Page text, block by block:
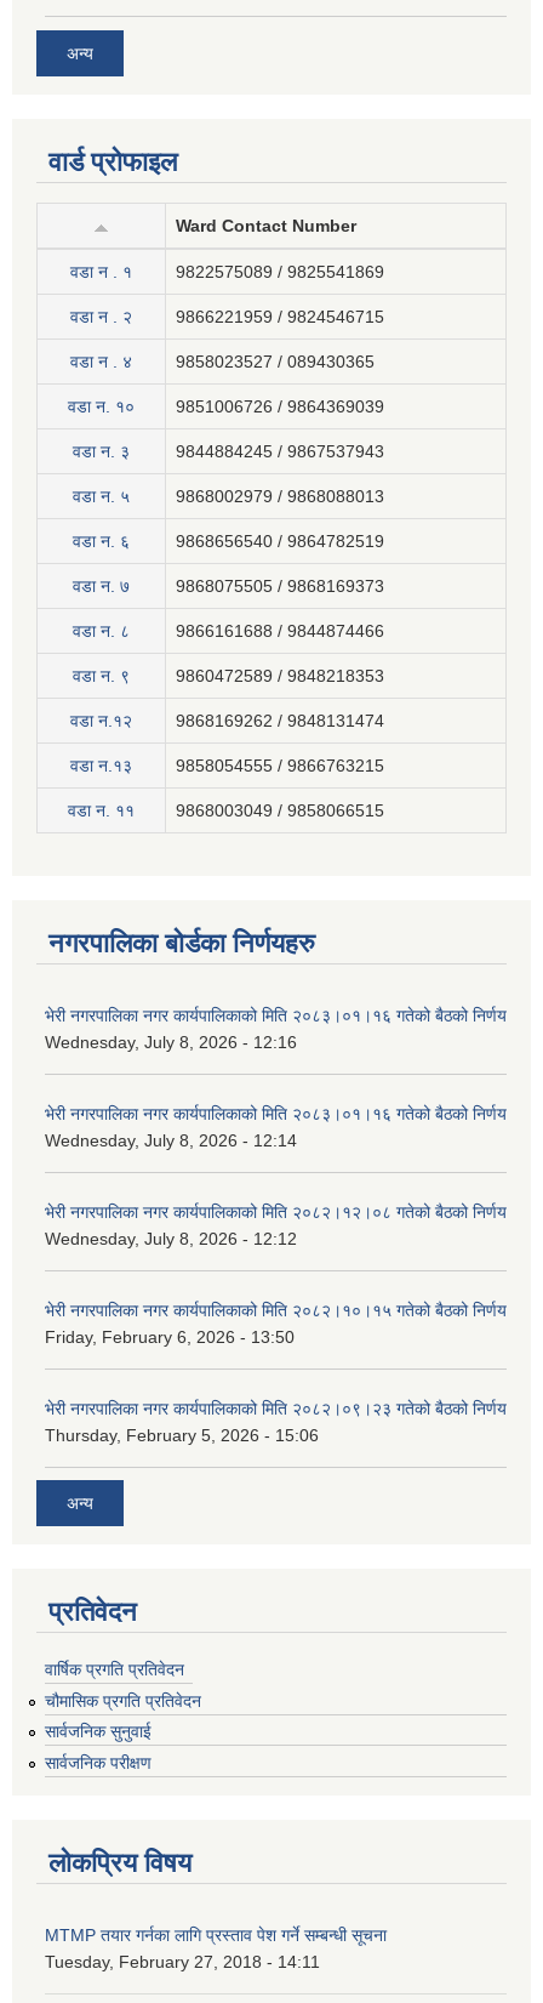
अन्य
वार्ड प्रोफाइल
Ward Contact Number
वडा न . १ 9822575089 / 9825541869
वडा न . २ 9866221959 / 9824546715
वडा न . ४ 9858023527 / 089430365
वडा न. १० 9851006726 / 9864369039
वडा न. ३ 9844884245 / 9867537943
वडा न. ५ 9868002979 / 9868088013
वडा न. ६ 9868656540 / 9864782519
वडा न. ७ 9868075505 / 9868169373
वडा न. ८ 9866161688 / 9844874466
वडा न. ९ 9860472589 / 9848218353
वडा न.१२ 9868169262 / 9848131474
वडा न.१३ 9858054555 / 9866763215
वडा न‍. ११ 9868003049 / 9858066515
नगरपालिका बोर्डका निर्णयहरु
भेरी नगरपालिका नगर कार्यपालिकाको मिति २०८३।०१।१६ गतेको बैठको निर्णय
Wednesday, July 8, 2026 - 12:16
भेरी नगरपालिका नगर कार्यपालिकाको मिति २०८३।०१।१६ गतेको बैठको निर्णय
Wednesday, July 8, 2026 - 12:14
भेरी नगरपालिका नगर कार्यपालिकाको मिति २०८२।१२।०८ गतेको बैठको निर्णय
Wednesday, July 8, 2026 - 12:12
भेरी नगरपालिका नगर कार्यपालिकाको मिति २०८२।१०।१५ गतेको बैठको निर्णय
Friday, February 6, 2026 - 13:50
भेरी नगरपालिका नगर कार्यपालिकाको मिति २०८२।०९।२३ गतेको बैठको निर्णय
Thursday, February 5, 2026 - 15:06
अन्य
प्रतिवेदन
वार्षिक प्रगति प्रतिवेदन
चौमासिक प्रगति प्रतिवेदन
सार्वजनिक सुनुवाई
सार्वजनिक परीक्षण
लोकप्रिय विषय
MTMP तयार गर्नका लागि प्रस्ताव पेश गर्ने सम्बन्धी सूचना
Tuesday, February 27, 2018 - 14:11